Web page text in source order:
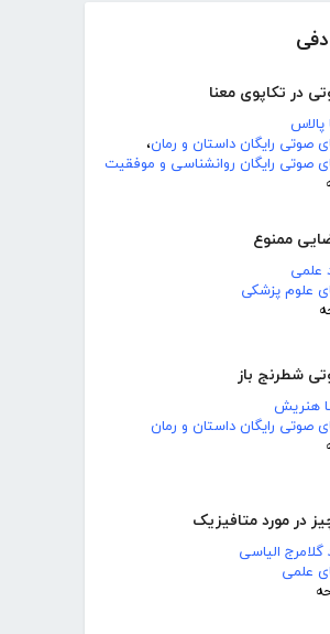
در تکاپوی معنا
پالاس
صوتی رایگان داستان و رمان،
صوتی رایگان روانشناسی و موفقیت
ممنوع
علمی
علوم پزشکی
شطرنج باز
هنریش
صوتی رایگان داستان و رمان
در مورد متافیزیک
گلامرج الیاسی
علمی